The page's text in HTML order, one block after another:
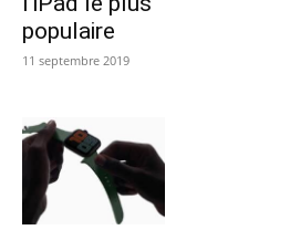
populaire
11 septembre 2019